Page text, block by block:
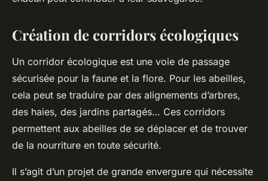
Création de corridors écologiques
Un corridor écologique est une voie de passage
sécurisée pour la faune et la flore. Pour les abeilles,
cela peut se traduire par des alignements d’arbres,
des haies, des jardins partagés… Ces corridors
permettent aux abeilles de se déplacer et de trouver
de la nourriture en toute sécurité.
Il s’agit d’un projet de grande envergure qui nécessite